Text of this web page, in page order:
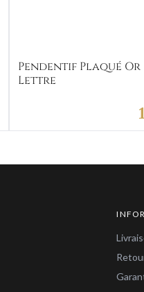
Pendentif Plaqué Or
Lettre